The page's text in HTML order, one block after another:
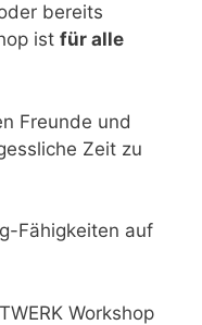
bereits
ist für alle
Freunde und
Zeit zu
Fähigkeiten auf
Workshop